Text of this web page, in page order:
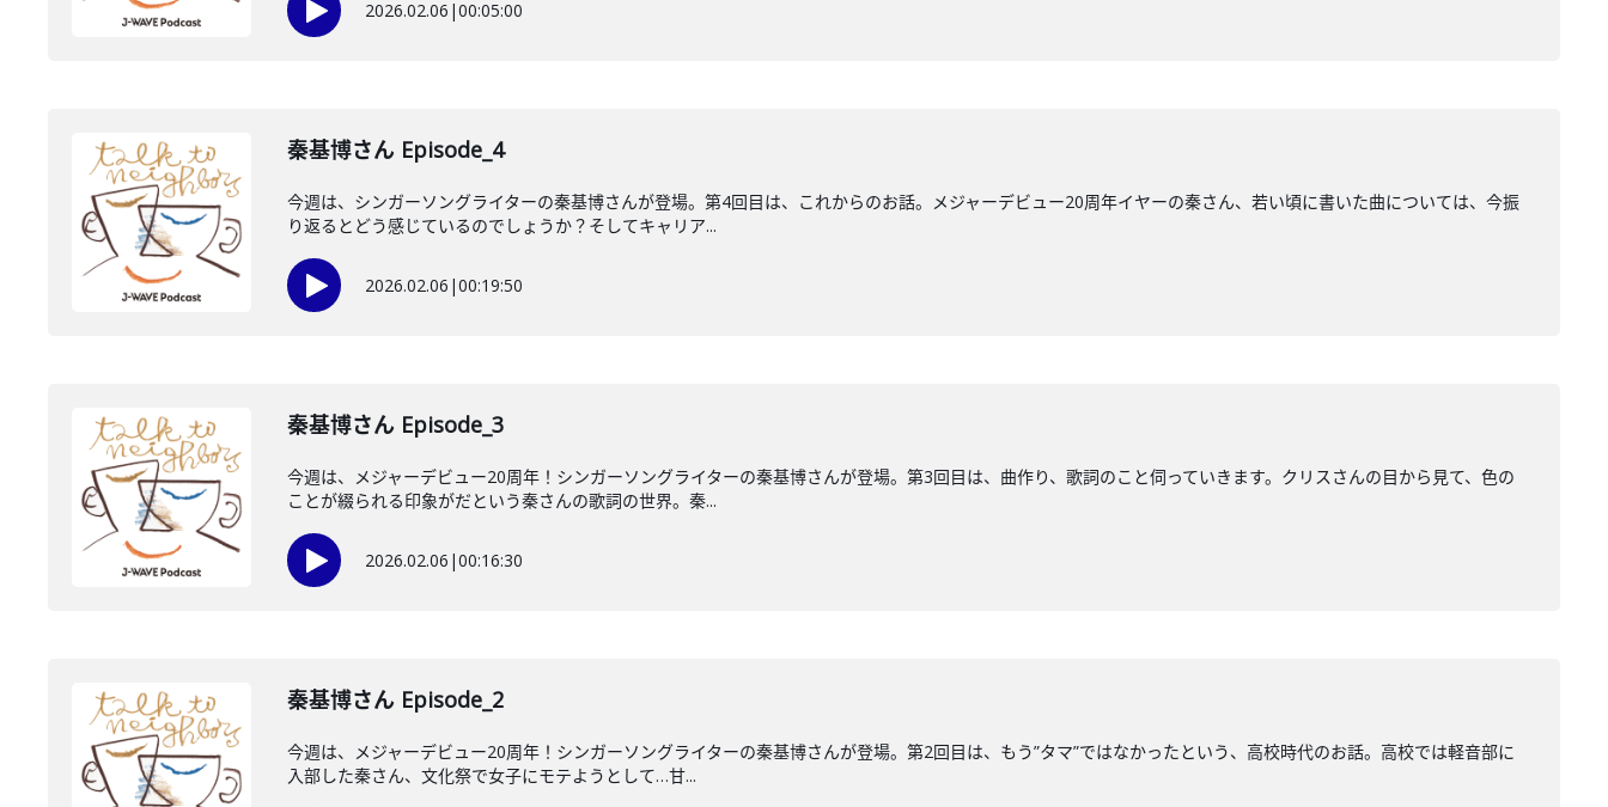
2026.02.06 |00:05:00
秦基博さん Episode_4
今週は、シンガーソングライターの秦基博さんが登場。第4回目は、これからのお話。メジャーデビュー20周年イヤーの秦さん、若い頃に書いた曲については、今振
り返るとどう感じているのでしょうか？そしてキャリア...
2026.02.06 |00:19:50
秦基博さん Episode_3
今週は、メジャーデビュー20周年！シンガーソングライターの秦基博さんが登場。第3回目は、曲作り、歌詞のこと伺っていきます。クリスさんの目から見て、色の
ことが綴られる印象がだという秦さんの歌詞の世界。秦...
2026.02.06 |00:16:30
秦基博さん Episode_2
今週は、メジャーデビュー20周年！シンガーソングライターの秦基博さんが登場。第2回目は、もう”タマ”ではなかったという、高校時代のお話。高校では軽音部に
入部した秦さん、文化祭で女子にモテようとして…甘...